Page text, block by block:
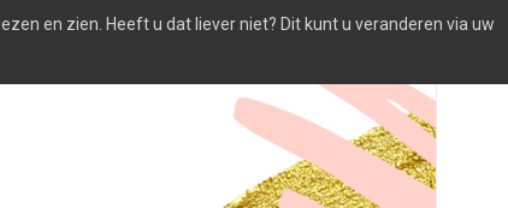
en zien. Heeft u dat liever niet? Dit kunt u veranderen via uw